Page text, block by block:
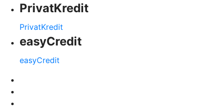
PrivatKredit
PrivatKredit
easyCredit
easyCredit